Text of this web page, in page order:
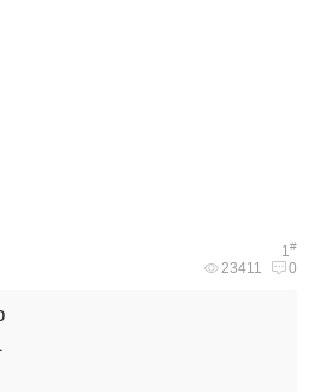
1#
23411 0